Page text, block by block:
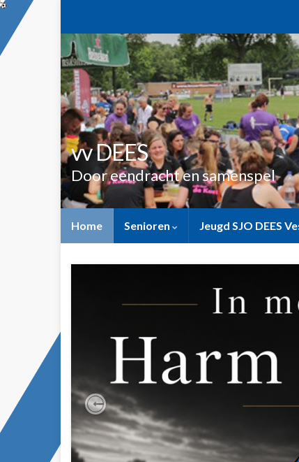
vv DEES
Door eendracht en samenspel
Home Senioren Jeugd SJO DEES
Previous